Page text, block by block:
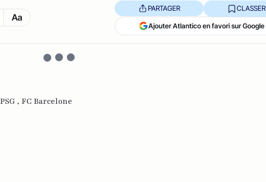
Aa
PARTAGER CLASSER
Ajouter Atlantico en favori sur Google
PSG , FC Barcelone